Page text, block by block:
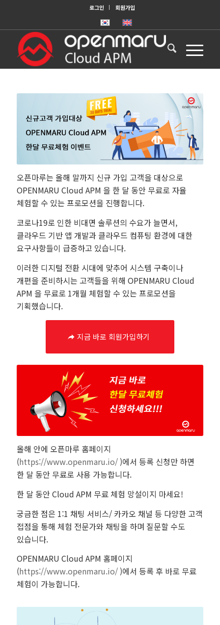
로그인 회원가입
오픈마루는 올해 말까지 신규 가입 고객을 대상으로
OPENMARU Cloud APM 을 한 달 동안 무료로 자율
체험할 수 있는 프로모션을 진행합니다.
코로나19로 인한 비대면 솔루션의 수요가 늘면서,
클라우드 기반 앱 개발과 클라우드 컴퓨팅 환경에 대한
요구사항들이 급증하고 있습니다.
이러한 디지털 전환 시대에 맞추어 시스템 구축이나
개편을 준비하시는 고객들을 위해 OPENMARU Cloud
APM 을 무료로 1개월 체험할 수 있는 프로모션을
기획했습니다.
지금 바로 회원가입하기
올해 안에 오픈마루 홈페이지
(https://www.openmaru.io/)에서 등록 신청만 하면
한 달 동안 무료로 사용 가능합니다.
한 달 동안 Cloud APM 무료 체험 망설이지 마세요!
궁금한 점은 1:1 채팅 서비스/ 카카오 채널 등 다양한 고객
접점을 통해 체험 전문가와 채팅을 하며 질문할 수도
있습니다.
OPENMARU Cloud APM 홈페이지
(https://www.openmaru.io/)에서 등록 후 바로 무료
체험이 가능합니다.